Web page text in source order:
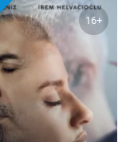
16+